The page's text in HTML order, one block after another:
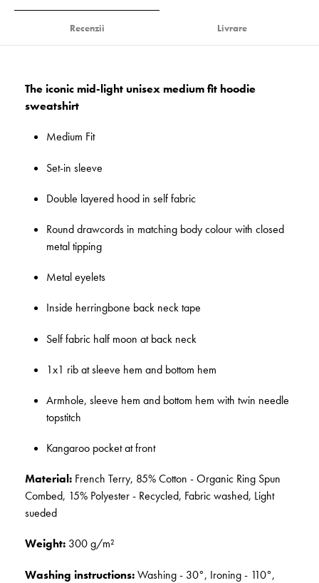
Recenzii Livrare
The iconic mid-light unisex medium fit hoodie
sweatshirt
Medium Fit
Set-in sleeve
Double layered hood in self fabric
Round drawcords in matching body colour with closed
metal tipping
Metal eyelets
Inside herringbone back neck tape
Self fabric half moon at back neck
1x1 rib at sleeve hem and bottom hem
Armhole, sleeve hem and bottom hem with twin needle
topstitch
Kangaroo pocket at front
Material: French Terry, 85% Cotton - Organic Ring Spun
Combed, 15% Polyester - Recycled, Fabric washed, Light
sueded
Weight: 300 g/m²
Washing instructions:Washing - 30°, Ironing - 110°,